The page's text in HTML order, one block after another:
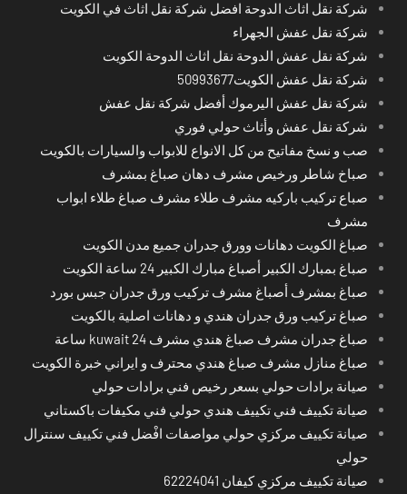
شركة نقل اثاث الدوحة افضل شركة نقل اثاث في الكويت
شركة نقل عفش الجهراء
شركة نقل عفش الدوحة نقل اثاث الدوحة الكويت
شركة نقل عفش الكويت50993677
شركة نقل عفش اليرموك أفضل شركة نقل عفش
شركة نقل عفش وأثاث حولي فوري
صب و نسخ مفاتيح من كل الانواع للابواب والسيارات بالكويت
صباخ شاطر ورخيص مشرف دهان صباغ بمشرف
صباع تركيب باركيه مشرف طلاء مشرف صباغ طلاء ابواب
مشرف
صباغ الكويت دهانات وورق جدران جميع مدن الكويت
صباغ بمبارك الكبير أصباغ مبارك الكبير 24 ساعة الكويت
صباغ بمشرف أصباغ مشرف تركيب ورق جدران جبس بورد
صباغ تركيب ورق جدران هندي و دهانات اصلية بالكويت
صباغ جدران مشرف صباغ هندي مشرف kuwait 24 ساعة
صباغ منازل مشرف صباغ هندي محترف و ايراني خبرة الكويت
صيانة برادات حولي بسعر رخيص فني برادات حولي
صيانة تكييف فني تكييف هندي حولي فني مكيفات باكستاني
صيانة تكييف مركزي حولي مواصفات افْضل فني تكييف سنترال
حولي
صيانة تكييف مركزي كيفان 62224041